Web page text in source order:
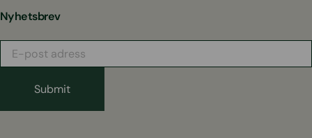
Nyhetsbrev
post